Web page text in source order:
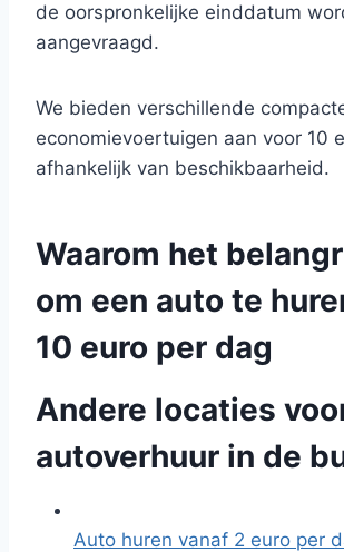
de oorspronkelijke einddatum
aangevraagd.
We bieden verschillende
economievoertuigen aan voor 10
afhankelijk van beschikbaarheid.
Waarom het
om een auto te
10 euro per dag
Andere locaties
autoverhuur in de
Auto huren vanaf 2 euro per